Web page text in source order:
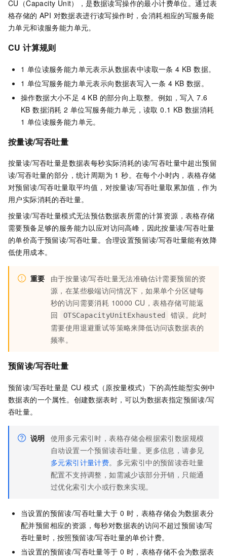
CU（Capacity Unit），是数据读写操作的最小计费单位。通过表
格存储的 API 对数据表进行读写操作时，会消耗相应的写服务能
力单元和读服务能力单元。
CU 计算规则
1 单位读服务能力单元表示从数据表中读取一条 4 KB 数据。
1 单位写服务能力单元表示向数据表写入一条 4 KB 数据。
操作数据大小不足 4 KB 的部分向上取整。例如，写入 7.6
KB 数据消耗 2 单位写服务能力单元，读取 0.1 KB 数据消耗
1 单位读服务能力单元。
按量读/写吞吐量
按量读/写吞吐量是数据表每秒实际消耗的读/写吞吐量中超出预留
读/写吞吐量的部分，统计周期为 1 秒。在每个小时内，表格存储
对预留读/写吞吐量取平均值，对按量读/写吞吐量取累加值，作为
用户实际消耗的吞吐量。
按量读/写吞吐量模式无法预估数据表所需的计算资源，表格存储
需要预备足够的服务能力以应对访问高峰，因此按量读/写吞吐量
的单价高于预留读/写吞吐量。合理设置预留读/写吞吐量能有效降
低使用成本。
重要
由于按量读/写吞吐量无法准确估计需要预留的资
源，在某些极端访问情况下，如果单个分区键每
秒的访问需要消耗 10000 CU，表格存储可能返
回
OTSCapacityUnitExhausted
错误。此时
需要使用退避重试等策略来降低访问该数据表的
频率。
预留读/写吞吐量
预留读/写吞吐量是 CU 模式（原按量模式）下的高性能型实例中
数据表的一个属性。创建数据表时，可以为数据表指定预留读/写
吞吐量。
说明 使用多元索引时，表格存储会根据索引数据规模
自动设置一个预留读吞吐量。更多信息，请参见
多元索引计量计费。多元索引中的预留读吞吐量
配置不支持调整，如需减少该部分开销，只能通
过优化索引大小或行数来实现。
当设置的预留读/写吞吐量大于 0 时，表格存储会为数据表分
配并预留相应的资源，每秒对数据表的访问不超过预留读/写
吞吐量时，按照预留读/写吞吐量的单价计费。
当设置的预留读/写吞吐量等于 0 时，表格存储不会为数据表